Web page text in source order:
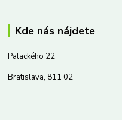
Kde nás nájdete
Palackého 22
Bratislava, 811 02